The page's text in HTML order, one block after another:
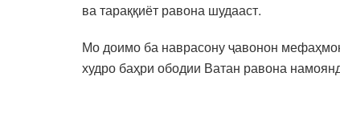
ва тараққиёт равона шудааст.
Мо доимо ба наврасону ҷавонон
худро баҳри ободии Ватан равона